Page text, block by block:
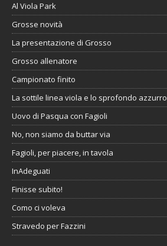
Al Viola Park
Grosse novità
La presentazione di Grosso
Grosso allenatore
Campionato finito
La sottile linea viola e lo sprofondo azzurro
Uovo di Pasqua con Fagioli
No, non siamo da buttar via
Fagioli, per piacere, in tavola
InAdeguati
Finisse subito!
Como ci voleva
Stravedo per Fazzini